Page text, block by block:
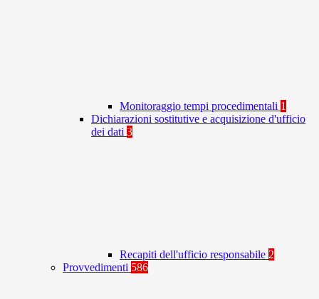
Monitoraggio tempi procedimentali 1
Dichiarazioni sostitutive e acquisizione d'ufficio
dei dati 3
Recapiti dell'ufficio responsabile 2
Provvedimenti 586